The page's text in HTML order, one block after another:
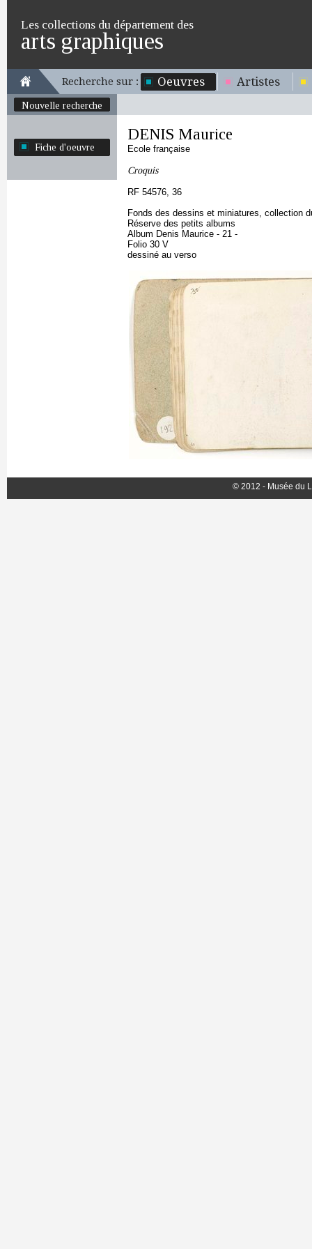
Les collections du département des
arts graphiques
Recherche sur : Oeuvres Artistes
Nouvelle recherche
Fiche d'oeuvre
DENIS Maurice
Ecole française
Croquis
RF 54576, 36
Fonds des dessins et miniatures, collection
Réserve des petits albums
Album Denis Maurice - 21 -
Folio 30 V
dessiné au verso
© 2012 - Musée du